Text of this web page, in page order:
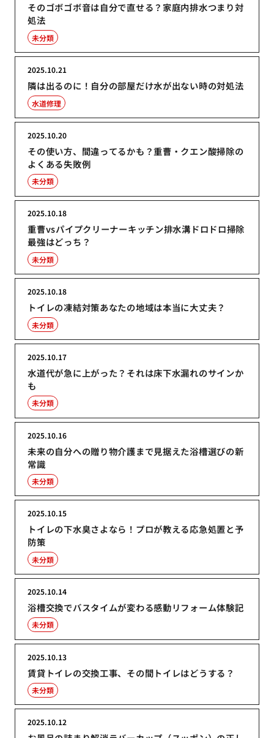
そのゴボゴボ音は自分で直せる？家庭内排水つまり対
処法
未分類
隣は出るのに！自分の部屋だけ水が出ない時の対処法
2025.10.21
水道修理
その使い方、間違ってるかも？重曹・クエン酸掃除の
よくある失敗例
2025.10.20
未分類
重曹vsパイプクリーナーキッチン排水溝ドロドロ掃除
最強はどっち？
2025.10.18
未分類
トイレの凍結対策あなたの地域は本当に大丈夫？
2025.10.18
未分類
水道代が急に上がった？それは床下水漏れのサインか
も
2025.10.17
未分類
未来の自分への贈り物介護まで見据えた浴槽選びの新
常識
2025.10.16
未分類
トイレの下水臭さよなら！プロが教える応急処置と予
防策
2025.10.15
未分類
浴槽交換でバスタイムが変わる感動リフォーム体験記
2025.10.14
未分類
賃貸トイレの交換工事、その間トイレはどうする？
2025.10.13
未分類
2025.10.12